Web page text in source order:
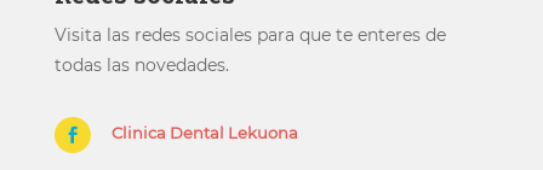
Visita las redes sociales para que te enteres de
todas las novedades.
 Clinica Dental Lekuona